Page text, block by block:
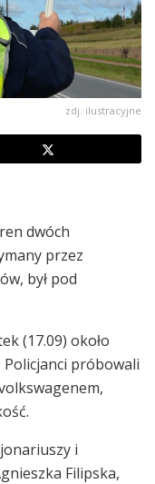
zdj. ilustracyjne
dwóch
przez
był pod
(17.09) około
Policjanci próbowali
i
Filipska,